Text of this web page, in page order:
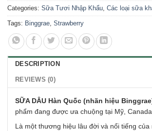
Categories: Sữa Tươi Nhập Khẩu Các loại sữa
Tags: Binggrae Strawberry
DESCRIPTION
REVIEWS (0)
SỮA DÂU Hàn Quốc (nhãn hiệu
phẩm đang được ưa chuộng tại Mỹ,
Là một thương hiệu lâu đời và nổi tiếng của